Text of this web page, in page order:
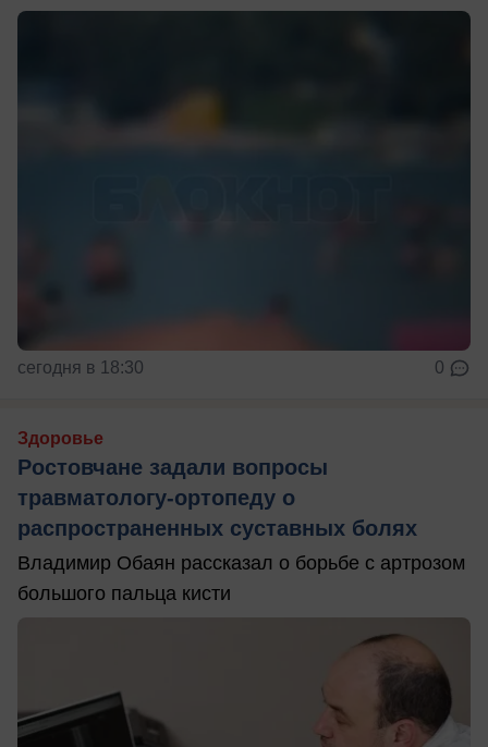
сегодня в 18:30 0
Здоровье
Ростовчане задали вопросы
травматологу-ортопеду о
распространенных суставных болях
Владимир Обаян рассказал о борьбе с артрозом
большого пальца кисти